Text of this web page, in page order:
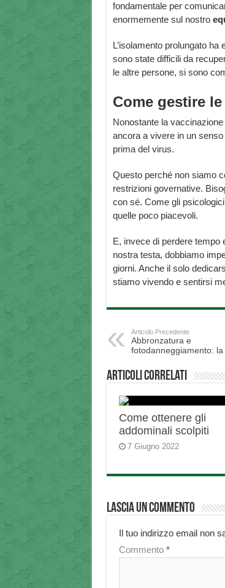
fondamentale per
enormemente sul nostro
L’isolamento prolungato
sono state difficili da
le altre persone, si sono
Come gestire
Nonostante la
ancora a vivere in un
prima del virus.
Questo perché non siamo
restrizioni governative.
con sé. Come gli
quelle poco piacevoli.
E, invece di perdere tempo
nostra testa, dobbiamo
giorni. Anche il solo
stiamo vivendo e sentirsi
Articolo Precedente
Abbronzatura e
fotodanneggiamento: la
Articoli correlati
Come ottenere gli
addominali scolpiti
7 Giugno 2022
Lascia un commento
Il tuo indirizzo email non
Commento *